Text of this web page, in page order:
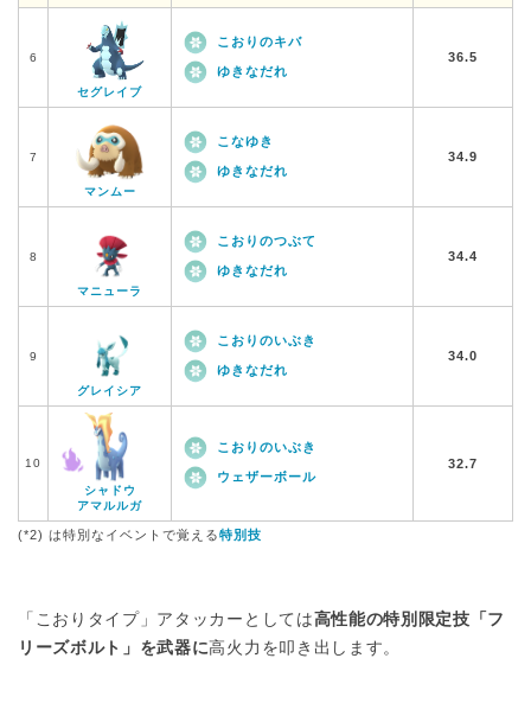
6
セグレイブ
こおりのキバ
ゆきなだれ
36.5
7
マンムー
こなゆき
ゆきなだれ
34.9
8
マニューラ
こおりのつぶて
ゆきなだれ
34.4
9
グレイシア
こおりのいぶき
ゆきなだれ
34.0
10
シャドウ
アマルルガ
こおりのいぶき
ウェザーボール
32.7
(*2) は特別なイベントで覚える特別技
「こおりタイプ」アタッカーとしては高性能の特別限定技「フ
リーズボルト」を武器に高火力を叩き出します。